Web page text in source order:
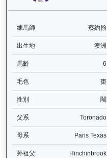
練馬師 蔡約翰
出生地 澳洲
馬齡 6
毛色 棗
性別 閹
父系 Toronado
母系 Paris Texas
外祖父 Hinchinbrook